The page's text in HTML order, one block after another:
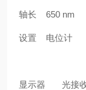
轴长 650 nm
设置 电位计
显示器 光接